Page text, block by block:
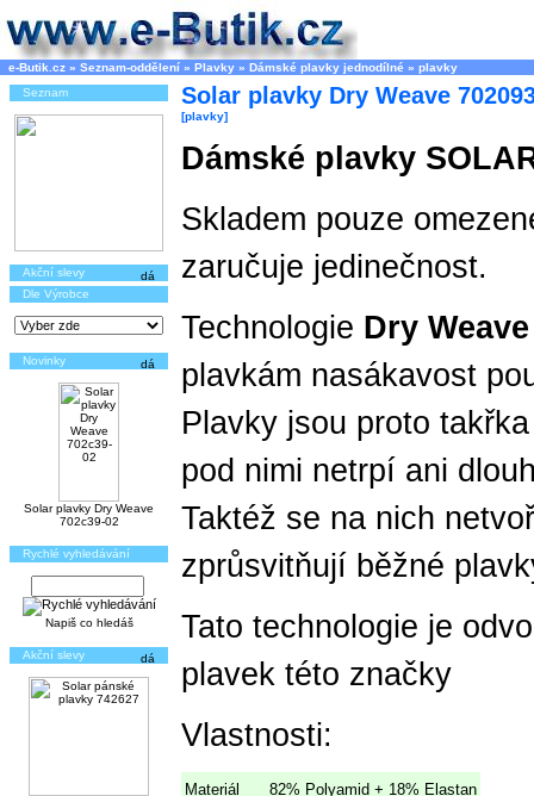
e-Butik.cz » Seznam-oddělení » Plavky » Dámské plavky jednodílné » plavky
Seznam
Akční slevy
Dle Výrobce
Novinky
Solar plavky Dry Weave
702c39-02
Rychlé vyhledávání
Napiš co hledáš
Akční slevy
Solar plavky Dry Weave
[plavky]
Dámské plavky
Skladem pouze
zaručuje jedinečnost.
Technologie Dry Weave
plavkám nasákavost
Plavky jsou proto
pod nimi netrpí ani
Taktéž se na nich
zprůsvitňují běžné
Tato technologie je
plavek této značky
Vlastnosti:
Materiál
82% Polyamid + 18% Elastan